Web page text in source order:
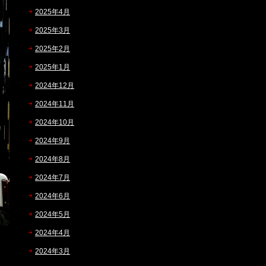
2025年4月
2025年3月
2025年2月
2025年1月
2024年12月
2024年11月
2024年10月
2024年9月
2024年8月
2024年7月
2024年6月
2024年5月
2024年4月
2024年3月